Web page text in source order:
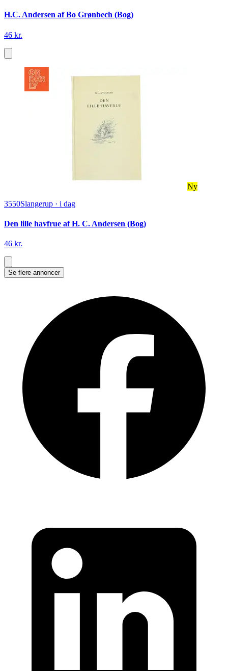
H.C. Andersen af Bo Grønbech (Bog)
46 kr.
Ny
3550Slangerup · i dag
Den lille havfrue af H. C. Andersen (Bog)
46 kr.
Se flere annoncer